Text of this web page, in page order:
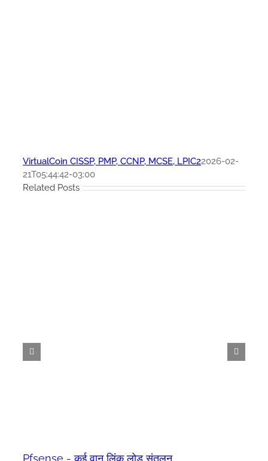
VirtualCoin CISSP, PMP, CCNP, MCSE, LPIC22026-02-
21T05:44:42-03:00
Related Posts